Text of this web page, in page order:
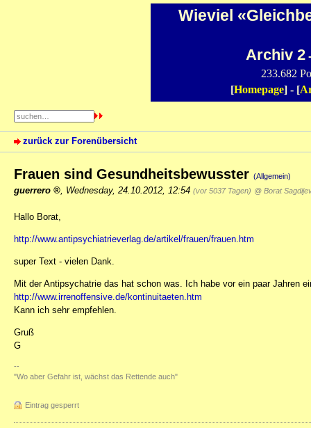
Wieviel
Archiv 2
233.682
[Homepage] - [
zurück zur Forenübersicht
Frauen sind Gesundheitsbewusster (Allgemein)
guerrero Wednesday, 24.10.2012, 12:54 (vor 5037 Tagen) @ Borat
Hallo Borat,
http://www.antipsychiatrieverlag.de/artikel/frauen/frauen.htm
super Text - vielen Dank.
Mit der Antipsychatrie das hat schon was. Ich habe vor ein paar Jahren
http://www.irrenoffensive.de/kontinuitaeten.htm
Kann ich sehr empfehlen.
Gruß
G
--
"Wo aber Gefahr ist, wächst das Rettende auch"
Eintrag gesperrt